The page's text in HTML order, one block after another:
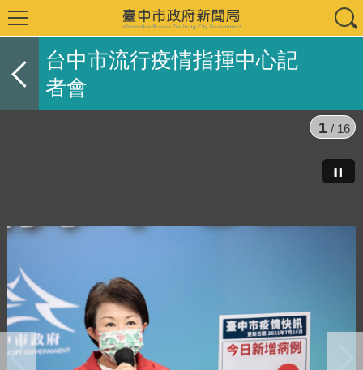
台中市流行疫情指揮中心記
者會
1 / 16